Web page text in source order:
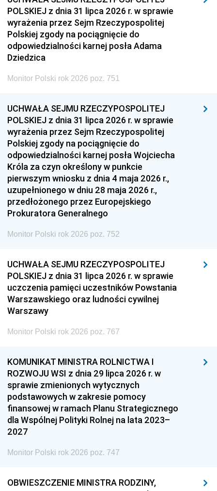
POLSKIEJ z dnia 31 lipca 2026 r. w sprawie
wyrażenia przez Sejm Rzeczypospolitej
Polskiej zgody na pociągnięcie do
odpowiedzialności karnej posła Adama
Dziedzica
Monitor Polski rok 2026 poz. 751
UCHWAŁA SEJMU RZECZYPOSPOLITEJ
POLSKIEJ z dnia 31 lipca 2026 r. w sprawie
wyrażenia przez Sejm Rzeczypospolitej
Polskiej zgody na pociągnięcie do
odpowiedzialności karnej posła Wojciecha
Króla za czyn określony w punkcie
pierwszym wniosku z dnia 4 maja 2026 r.,
uzupełnionego w dniu 28 maja 2026 r.,
przedłożonego przez Europejskiego
Prokuratora Generalnego
Monitor Polski rok 2026 poz. 752
UCHWAŁA SEJMU RZECZYPOSPOLITEJ
POLSKIEJ z dnia 31 lipca 2026 r. w sprawie
uczczenia pamięci uczestników Powstania
Warszawskiego oraz ludności cywilnej
Warszawy
Monitor Polski rok 2026 poz. 767
KOMUNIKAT MINISTRA ROLNICTWA I
ROZWOJU WSI z dnia 29 lipca 2026 r. w
sprawie zmienionych wytycznych
podstawowych w zakresie pomocy
finansowej w ramach Planu Strategicznego
dla Wspólnej Polityki Rolnej na lata 2023–
2027
Monitor Polski rok 2026 poz. 747
OBWIESZCZENIE MINISTRA RODZINY,